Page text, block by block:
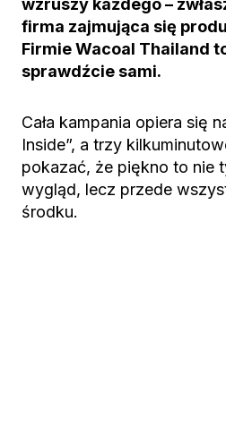
wzruszy każdego –
firma zajmująca się
Firmie Wacoal Thailand
sprawdźcie sami.
Cała kampania opiera się
Inside”, a trzy
pokazać, że piękno to nie
wygląd, lecz przede
środku.